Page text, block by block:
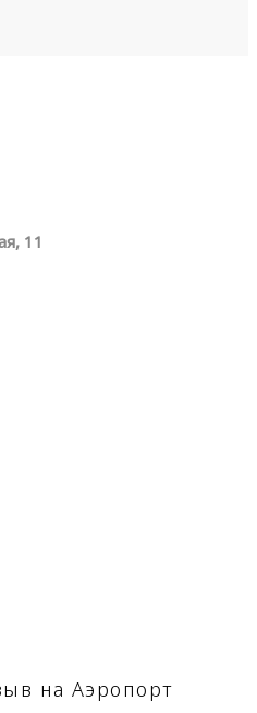
11
на Аэропорт